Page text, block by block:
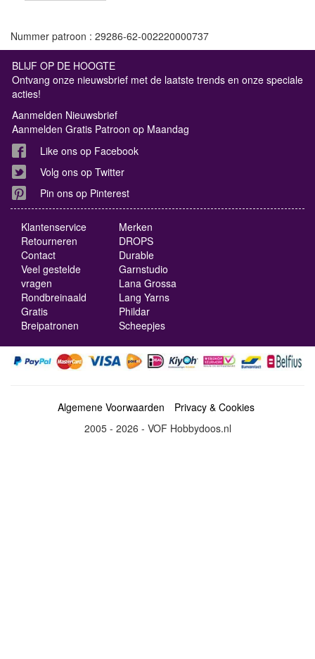
Nummer patroon : 29286-62-002220000737
BLIJF OP DE HOOGTE
Ontvang onze nieuwsbrief met de laatste trends en onze speciale
acties!
Aanmelden Nieuwsbrief
Aanmelden Gratis Patroon op Maandag
Like ons op Facebook
Volg ons op Twitter
Pin ons op Pinterest
Klantenservice
Retourneren
Contact
Veel gestelde
vragen
Rondbreinaald
Gratis
Breipatronen
Merken
DROPS
Durable
Garnstudio
Lana Grossa
Lang Yarns
Phildar
Scheepjes
Algemene Voorwaarden
Privacy & Cookies
2005 - 2026 - VOF Hobbydoos.nl